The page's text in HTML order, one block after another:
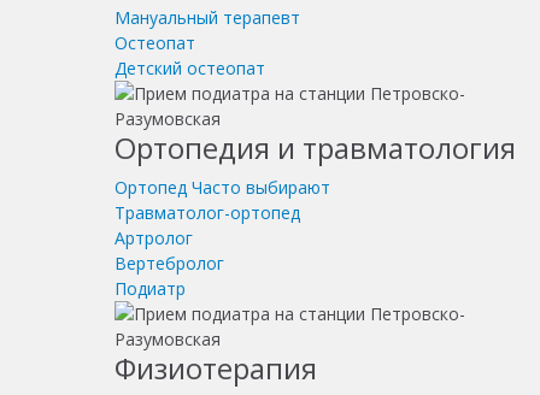
Мануальный терапевт
Остеопат
Детский остеопат
Ортопедия и травматология
Ортопед Часто выбирают
Травматолог-ортопед
Артролог
Вертебролог
Подиатр
Физиотерапия